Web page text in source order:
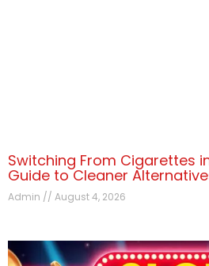
Switching From Cigarettes
Guide to Cleaner
Admin August 4, 2026